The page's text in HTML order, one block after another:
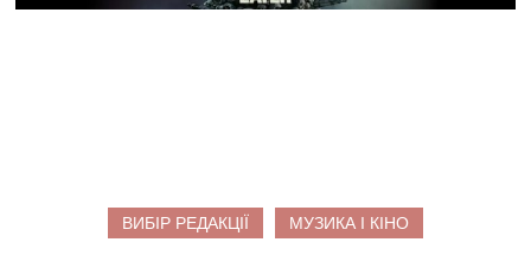
ВИБІР РЕДАКЦІЇ МУЗИКА І КІНО